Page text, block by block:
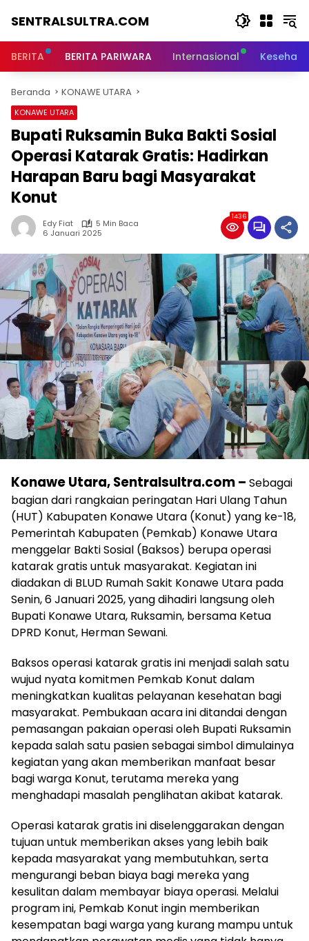
SENTRALSULTRA.COM
BERITA BERITA PARIWARA Internasional
Beranda KONAWE UTARA
KONAWE UTARA
Bupati Ruksamin Buka Bakti Sosial
Operasi Katarak Gratis: Hadirkan
Harapan Baru bagi Masyarakat
Konut
Edy Fiat
5 Min Baca
6 Januari 2025
1436
Konawe Utara, Sentralsultra.com – Sebagai
bagian dari rangkaian peringatan Hari Ulang Tahun
(HUT) Kabupaten Konawe Utara (Konut) yang ke-18,
Pemerintah Kabupaten (Pemkab) Konawe Utara
menggelar Bakti Sosial (Baksos) berupa operasi
katarak gratis untuk masyarakat. Kegiatan ini
diadakan di BLUD Rumah Sakit Konawe Utara pada
Senin, 6 Januari 2025, yang dihadiri langsung oleh
Bupati Konawe Utara, Ruksamin, bersama Ketua
DPRD Konut, Herman Sewani.
Baksos operasi katarak gratis ini menjadi salah satu
wujud nyata komitmen Pemkab Konut dalam
meningkatkan kualitas pelayanan kesehatan bagi
masyarakat. Pembukaan acara ini ditandai dengan
pemasangan pakaian operasi oleh Bupati Ruksamin
kepada salah satu pasien sebagai simbol dimulainya
kegiatan yang akan memberikan manfaat besar
bagi warga Konut, terutama mereka yang
menghadapi masalah penglihatan akibat katarak.
Operasi katarak gratis ini diselenggarakan dengan
tujuan untuk memberikan akses yang lebih baik
kepada masyarakat yang membutuhkan, serta
mengurangi beban biaya bagi mereka yang
kesulitan dalam membayar biaya operasi. Melalui
program ini, Pemkab Konut ingin memberikan
kesempatan bagi warga yang kurang mampu untuk